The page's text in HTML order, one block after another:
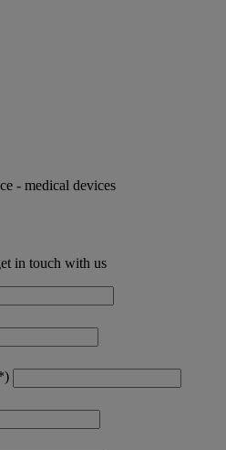
- medical devices
in touch with us